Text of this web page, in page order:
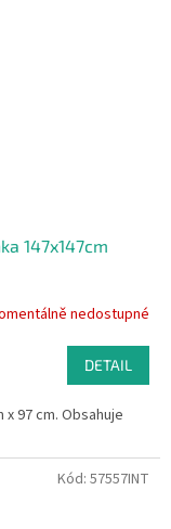
147x147cm
nedostupné
DETAIL
97 cm. Obsahuje
Kód: 57557INT